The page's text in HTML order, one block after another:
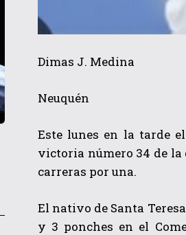
Dimas J. Medina
Neuquén
Este lunes en la tarde
victoria número 34 de la
carreras por una.
El nativo de Santa
y 3 ponches en el